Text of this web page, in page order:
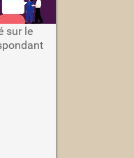
sur le